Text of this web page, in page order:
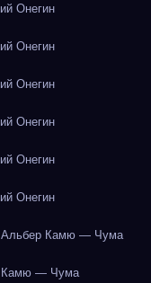
Онегин
Онегин
Онегин
Онегин
Онегин
Онегин
Альбер Камю — Чума
Камю — Чума